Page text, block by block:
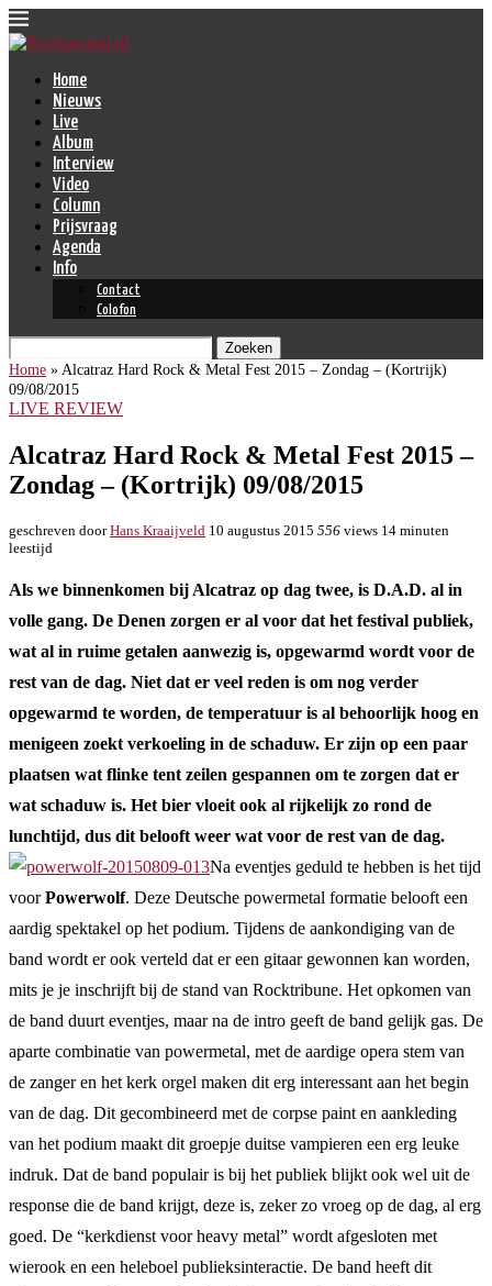
Home
Nieuws
Live
Album
Interview
Video
Column
Prijsvraag
Agenda
Info
Contact
Colofon
Zoeken
Home » Alcatraz Hard Rock & Metal Fest 2015 – Zondag – (Kortrijk)
09/08/2015
LIVE REVIEW
Alcatraz Hard Rock & Metal Fest 2015 –
Zondag – (Kortrijk) 09/08/2015
geschreven doorHans Kraaijveld 10 augustus 2015 556 views 14 minuten
leestijd
Als we binnenkomen bij Alcatraz op dag twee, is D.A.D. al in
volle gang. De Denen zorgen er al voor dat het festival publiek,
wat al in ruime getalen aanwezig is, opgewarmd wordt voor de
rest van de dag. Niet dat er veel reden is om nog verder
opgewarmd te worden, de temperatuur is al behoorlijk hoog en
menigeen zoekt verkoeling in de schaduw. Er zijn op een paar
plaatsen wat flinke tent zeilen gespannen om te zorgen dat er
wat schaduw is. Het bier vloeit ook al rijkelijk zo rond de
lunchtijd, dus dit belooft weer wat voor de rest van de dag.
Na eventjes geduld te hebben is het tijd
voorPowerwolf. Deze Deutsche powermetal formatie belooft een
aardig spektakel op het podium. Tijdens de aankondiging van de
band wordt er ook verteld dat er een gitaar gewonnen kan worden,
mits je je inschrijft bij de stand van Rocktribune. Het opkomen van
de band duurt eventjes, maar na de intro geeft de band gelijk gas. De
aparte combinatie van powermetal, met de aardige opera stem van
de zanger en het kerk orgel maken dit erg interessant aan het begin
van de dag. Dit gecombineerd met de corpse paint en aankleding
van het podium maakt dit groepje duitse vampieren een erg leuke
indruk. Dat de band populair is bij het publiek blijkt ook wel uit de
response die de band krijgt, deze is, zeker zo vroeg op de dag, al erg
goed. De “kerkdienst voor heavy metal” wordt afgesloten met
wierook en een heleboel publieksinteractie. De band heeft dit